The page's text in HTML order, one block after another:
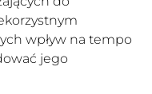
wpływ na tempo
jego